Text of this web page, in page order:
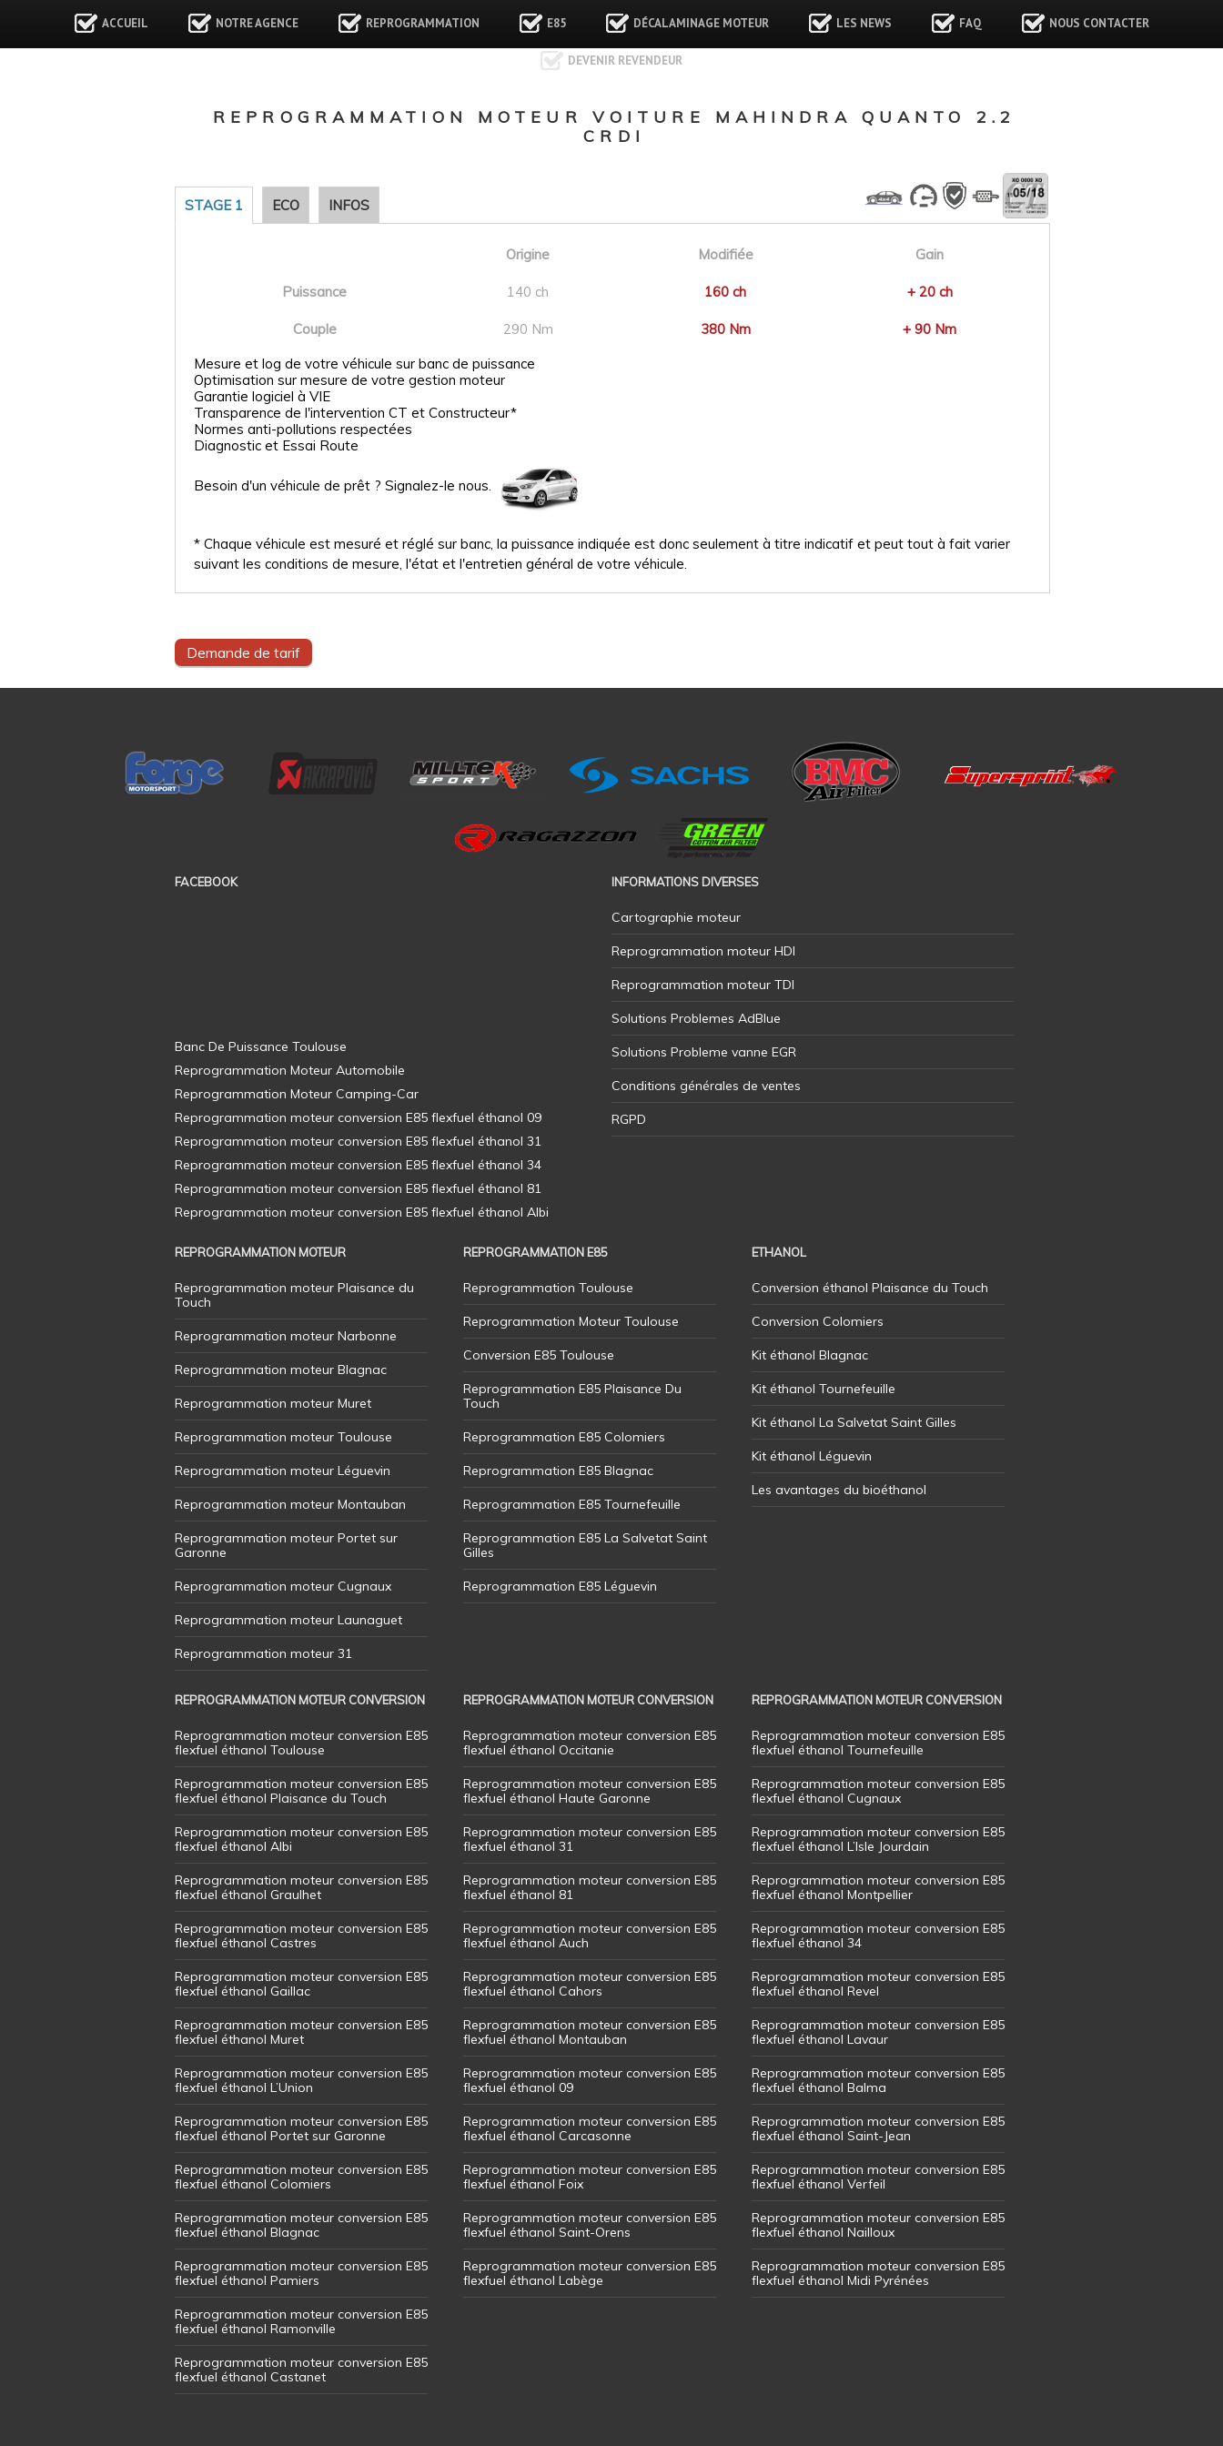
ACCUEIL NOTRE AGENCE REPROGRAMMATION E85 DÉCALAMINAGE MOTEUR LES NEWS FAQ NOUS CONTACTER
DEVENIR REVENDEUR
REPROGRAMMATION MOTEUR VOITURE MAHINDRA QUANTO 2.2
CRDI
STAGE 1 ECO INFOS
Origine Modifiée Gain
Puissance 140 ch 160 ch + 20 ch
Couple 290 Nm 380 Nm
+ 90 Nm
Mesure et log de votre véhicule sur banc de puissance
Optimisation sur mesure de votre gestion moteur
Garantie logiciel à VIE
Transparence de l'intervention CT et Constructeur*
Normes anti-pollutions respectées
Diagnostic et Essai Route
Besoin d'un véhicule de prêt ? Signalez-le nous.
* Chaque véhicule est mesuré et réglé sur banc, la puissance indiquée est donc seulement à titre indicatif et peut tout à fait varier
suivant les conditions de mesure, l'état et l'entretien général de votre véhicule.
Demande de tarif
FACEBOOK INFORMATIONS DIVERSES
Cartographie moteur
Reprogrammation moteur HDI
Reprogrammation moteur TDI
Solutions Problemes AdBlue
Solutions Probleme vanne EGR
Conditions générales de ventes
RGPD
REPROGRAMMATION MOTEUR
Reprogrammation moteur Plaisance du
Touch
Reprogrammation moteur Narbonne
Reprogrammation moteur Blagnac
Reprogrammation moteur Muret
Reprogrammation moteur Toulouse
Reprogrammation moteur Léguevin
Reprogrammation moteur Montauban
Reprogrammation moteur Portet sur
Garonne
Reprogrammation moteur Cugnaux
Reprogrammation moteur Launaguet
Reprogrammation moteur 31
REPROGRAMMATION E85
Reprogrammation Toulouse
Reprogrammation Moteur Toulouse
Conversion E85 Toulouse
Reprogrammation E85 Plaisance Du
Touch
Reprogrammation E85 Colomiers
Reprogrammation E85 Blagnac
Reprogrammation E85 Tournefeuille
Reprogrammation E85 La Salvetat Saint
Gilles
Reprogrammation E85 Léguevin
ETHANOL
Conversion éthanol Plaisance du Touch
Conversion Colomiers
Kit éthanol Blagnac
Kit éthanol Tournefeuille
Kit éthanol La Salvetat Saint Gilles
Kit éthanol Léguevin
Les avantages du bioéthanol
REPROGRAMMATION MOTEUR CONVERSION
Reprogrammation moteur conversion E85
flexfuel éthanol Toulouse
Reprogrammation moteur conversion E85
flexfuel éthanol Plaisance du Touch
Reprogrammation moteur conversion E85
flexfuel éthanol Albi
Reprogrammation moteur conversion E85
flexfuel éthanol Graulhet
Reprogrammation moteur conversion E85
flexfuel éthanol Castres
Reprogrammation moteur conversion E85
flexfuel éthanol Gaillac
Reprogrammation moteur conversion E85
flexfuel éthanol Muret
Reprogrammation moteur conversion E85
flexfuel éthanol L’Union
Reprogrammation moteur conversion E85
flexfuel éthanol Portet sur Garonne
Reprogrammation moteur conversion E85
flexfuel éthanol Colomiers
Reprogrammation moteur conversion E85
flexfuel éthanol Blagnac
Reprogrammation moteur conversion E85
flexfuel éthanol Pamiers
Reprogrammation moteur conversion E85
flexfuel éthanol Ramonville
Reprogrammation moteur conversion E85
flexfuel éthanol Castanet
REPROGRAMMATION MOTEUR CONVERSION
Reprogrammation moteur conversion E85
flexfuel éthanol Occitanie
Reprogrammation moteur conversion E85
flexfuel éthanol Haute Garonne
Reprogrammation moteur conversion E85
flexfuel éthanol 31
Reprogrammation moteur conversion E85
flexfuel éthanol 81
Reprogrammation moteur conversion E85
flexfuel éthanol Auch
Reprogrammation moteur conversion E85
flexfuel éthanol Cahors
Reprogrammation moteur conversion E85
flexfuel éthanol Montauban
Reprogrammation moteur conversion E85
flexfuel éthanol 09
Reprogrammation moteur conversion E85
flexfuel éthanol Carcasonne
Reprogrammation moteur conversion E85
flexfuel éthanol Foix
Reprogrammation moteur conversion E85
flexfuel éthanol Saint-Orens
Reprogrammation moteur conversion E85
flexfuel éthanol Labège
REPROGRAMMATION MOTEUR CONVERSION
Reprogrammation moteur conversion E85
flexfuel éthanol Tournefeuille
Reprogrammation moteur conversion E85
flexfuel éthanol Cugnaux
Reprogrammation moteur conversion E85
flexfuel éthanol L’Isle Jourdain
Reprogrammation moteur conversion E85
flexfuel éthanol Montpellier
Reprogrammation moteur conversion E85
flexfuel éthanol 34
Reprogrammation moteur conversion E85
flexfuel éthanol Revel
Reprogrammation moteur conversion E85
flexfuel éthanol Lavaur
Reprogrammation moteur conversion E85
flexfuel éthanol Balma
Reprogrammation moteur conversion E85
flexfuel éthanol Saint-Jean
Reprogrammation moteur conversion E85
flexfuel éthanol Verfeil
Reprogrammation moteur conversion E85
flexfuel éthanol Nailloux
Reprogrammation moteur conversion E85
flexfuel éthanol Midi Pyrénées
Banc De Puissance Toulouse
Reprogrammation Moteur Automobile
Reprogrammation Moteur Camping-Car
Reprogrammation moteur conversion E85 flexfuel éthanol 09
Reprogrammation moteur conversion E85 flexfuel éthanol 31
Reprogrammation moteur conversion E85 flexfuel éthanol 34
Reprogrammation moteur conversion E85 flexfuel éthanol 81
Reprogrammation moteur conversion E85 flexfuel éthanol Albi